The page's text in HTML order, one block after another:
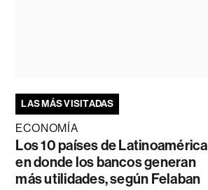
LAS MÁS VISITADAS
ECONOMÍA
Los 10 países de Latinoamérica
en donde los bancos generan
más utilidades, según Felaban